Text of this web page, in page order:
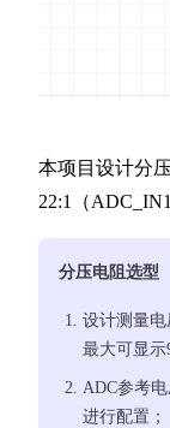
本项目设计分
22:1（
分压电阻选型
设计测量
最大可显示
ADC参考
进行配置；